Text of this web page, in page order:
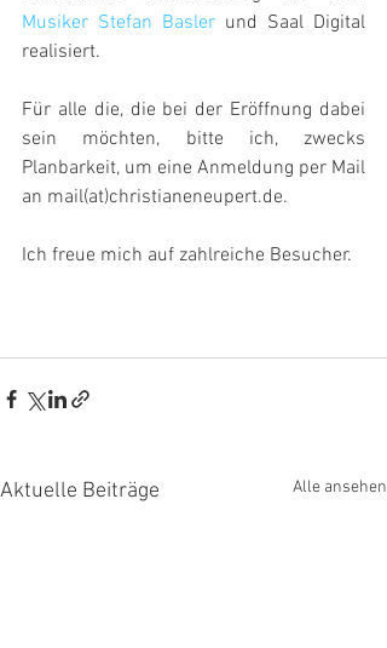
Musiker Stefan Basler und Saal Digital
realisiert.
Für alle die, die bei der Eröffnung dabei
sein möchten, bitte ich, zwecks
Planbarkeit, um eine Anmeldung per Mail
an mail(at)christianeneupert.de.
Ich freue mich auf zahlreiche Besucher.
Aktuelle Beiträge Alle ansehen